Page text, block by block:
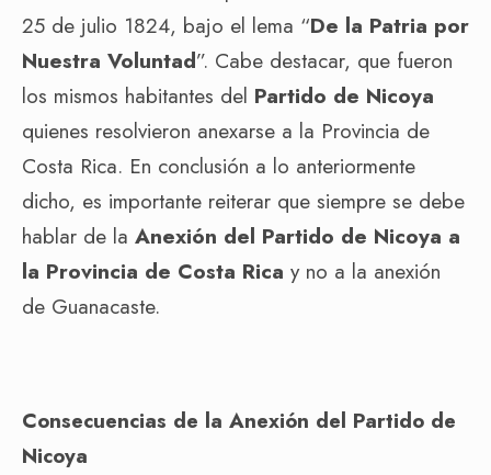
25 de julio 1824, bajo el lema “De la Patria por
Nuestra Voluntad”. Cabe destacar, que fueron
los mismos habitantes del Partido de Nicoya
quienes resolvieron anexarse a la Provincia de
Costa Rica. En conclusión a lo anteriormente
dicho, es importante reiterar que siempre se debe
hablar de la Anexión del Partido de Nicoya a
la Provincia de Costa Rica y no a la anexión
de Guanacaste.
Consecuencias de la Anexión del Partido de
Nicoya